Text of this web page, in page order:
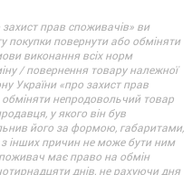
прав споживачів» ви
покупки повернути або обміняти
виконання всіх норм
/ повернення товару належної
України «про захист прав
непродовольчий товар
у якого він був
його за формою, габаритами,
інших причин не може бути ним
має право на обмін
днів, не рахуючи дня